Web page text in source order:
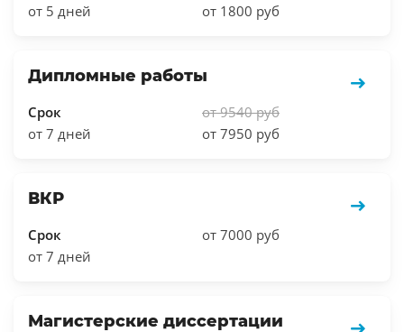
от 5 дней
от 1800 руб
Дипломные работы
Срок
от 7 дней
от 9540 руб
от 7950 руб
ВКР
Срок
от 7 дней
от 7000 руб
Магистерские диссертации